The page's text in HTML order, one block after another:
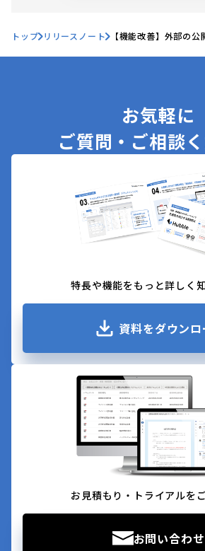
トップ リリースノート 【機能改善】外部の公
お気軽に
ご質問・ご相談
特長や機能をもっと詳しく
資料をダウンロ
お見積もり・トライアルを
お問い合わせ